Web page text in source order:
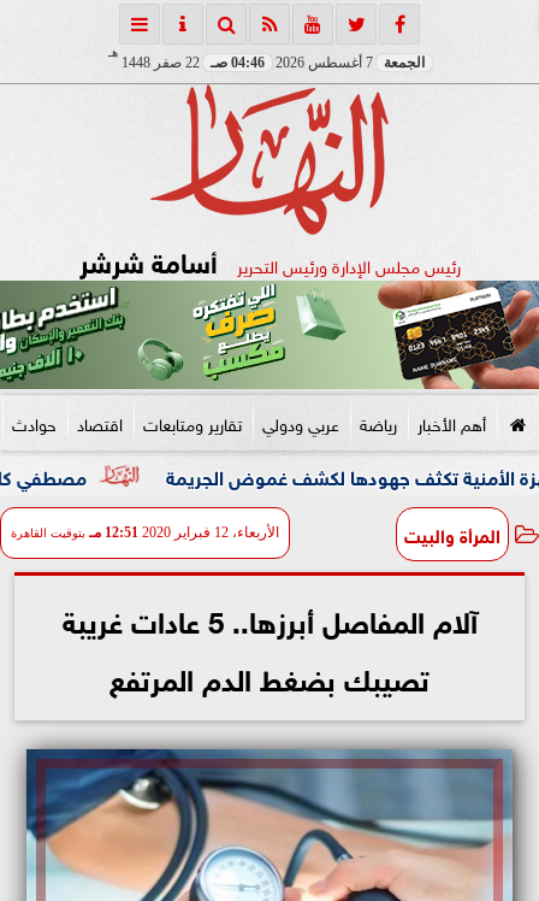
الجمعة 7 أغسطس 2026 04:46 صـ 22 صفر 1448
هـ
رئيس مجلس الإدارة ورئيس التحرير أسامة شرشر
أهم الأخبار رياضة عربي ودولي تقارير ومتابعات اقتصاد حوادث
مصطفي كامل يعلن تكثف جهودها لكشف غموض الجريمة
المرأة والبيت الأربعاء، 12 فبراير 2020 12:51 مـ بتوقيت القاهرة
آلام المفاصل أبرزها.. 5 عادات غريبة
تصيبك بضغط الدم المرتفع